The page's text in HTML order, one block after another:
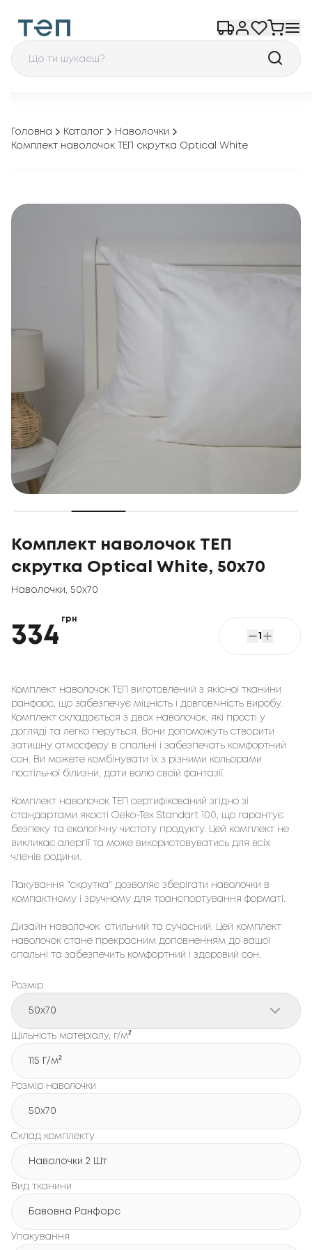
Головна Каталог
Наволочки
Комплект наволочок ТЕП скрутка Optical White
Комплект наволочок ТЕП
скрутка Optical White, 50x70
Наволочки 50x70
334
грн
1
Комплект наволочок ТЕП виготовлений з якісної тканини
ранфорс, що забезпечує міцність і довговічність виробу.
Комплект складається з двох наволочок, які прості у
догляді та легко перуться. Вони допоможуть створити
затишну атмосферу в спальні і забезпечать комфортний
сон. Ви можете комбінувати їх з різними кольорами
постільної білизни, дати волю своїй фантазії.
Комплект наволочок ТЕП сертифікований згідно зі
стандартами якості Oeko-Tex Standart 100, що гарантує
безпеку та екологічну чистоту продукту. Цей комплект не
викликає алергії та може використовуватись для всіх
членів родини.
Пакування "скрутка" дозволяє зберігати наволочки в
компактному і зручному для транспортування форматі.
Дизайн наволочок стильний та сучасний. Цей комплект
наволочок стане прекрасним доповненням до вашої
спальні та забезпечить комфортний і здоровий сон.
Розмір
50x70
Щільність матеріалу, г/м²
115 Г/м²
Розмір наволочки
50x70
Склад комплекту
Наволочки 2 Шт
Вид тканини
Бавовна Ранфорс
Упакування